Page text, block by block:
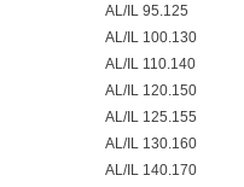
AL/IL 95.125
AL/IL 100.130
AL/IL 110.140
AL/IL 120.150
AL/IL 125.155
AL/IL 130.160
AL/IL 140.170